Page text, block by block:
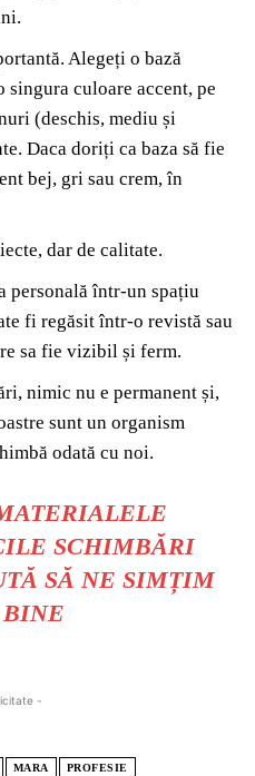
Alegeți o bază
culoare accent, pe
(deschis, mediu și
Daca doriți ca baza să fie
bej, gri sau crem, în
dar de calitate.
personală într-un spațiu
fi regăsit într-o revistă sau
sa fie vizibil și ferm.
nimic nu e permanent și,
sunt un organism
odată cu noi.
SCHIMBĂRI
SĂ NE SIMȚIM
-
MARA PROFESIE